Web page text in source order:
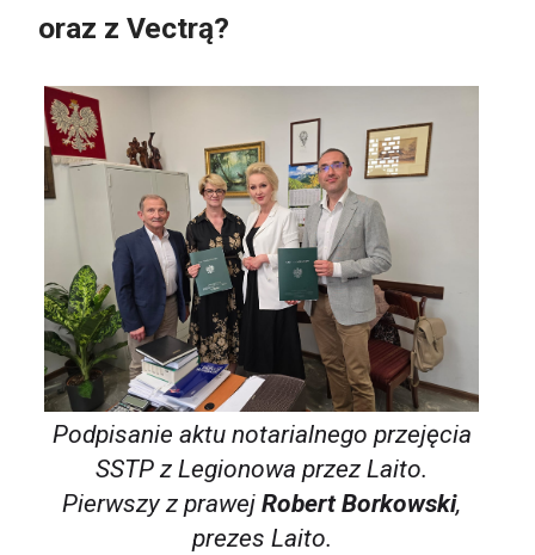
oraz z Vectrą?
Podpisanie aktu notarialnego przejęcia
SSTP z Legionowa przez Laito.
Pierwszy z prawej Robert Borkowski,
prezes Laito.